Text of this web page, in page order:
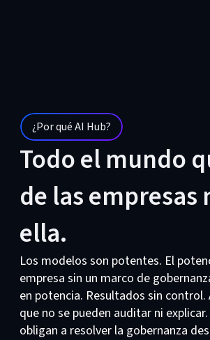
¿Por qué AI Hub?
Todo el mundo
de las
ella.
Los modelos son potentes. El
empresa sin un marco de
en potencia. Resultados sin
que no se pueden auditar ni
obligan a resolver la gobernanza